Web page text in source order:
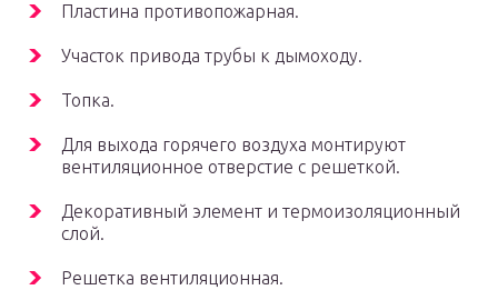
Пластина противопожарная.
Участок привода трубы к дымоходу.
Топка.
Для выхода горячего воздуха монтируют
вентиляционное отверстие с решеткой.
Декоративный элемент и термоизоляционный
слой.
Решетка вентиляционная.